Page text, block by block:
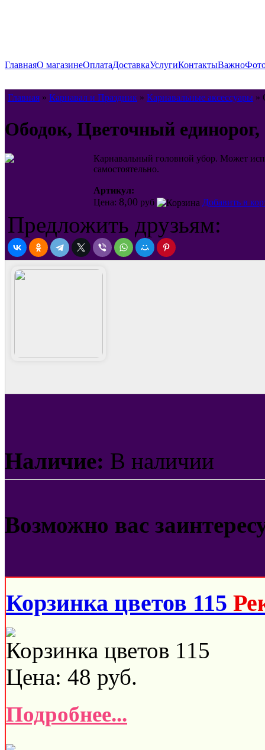
ГлавнаяО магазинеОплатаДоставкаУслугиКонтактыВажно
Главная » Карнавал и Праздник » Карнавальные аксессуары »
Ободок, Цветочный
Карнавальный головной убор. Может
самостоятельно.
Артикул:
Цена: 8,00 руб Добавить в
Предложить друзьям:
Наличие: В наличии
Возможно вас
Корзинка цветов 115
Корзинка цветов 115
Цена: 48 руб.
Подробнее...